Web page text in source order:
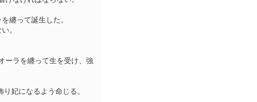
纏って誕生した。
。
ーラを纏って生を受け、強
妃になるよう命じる。